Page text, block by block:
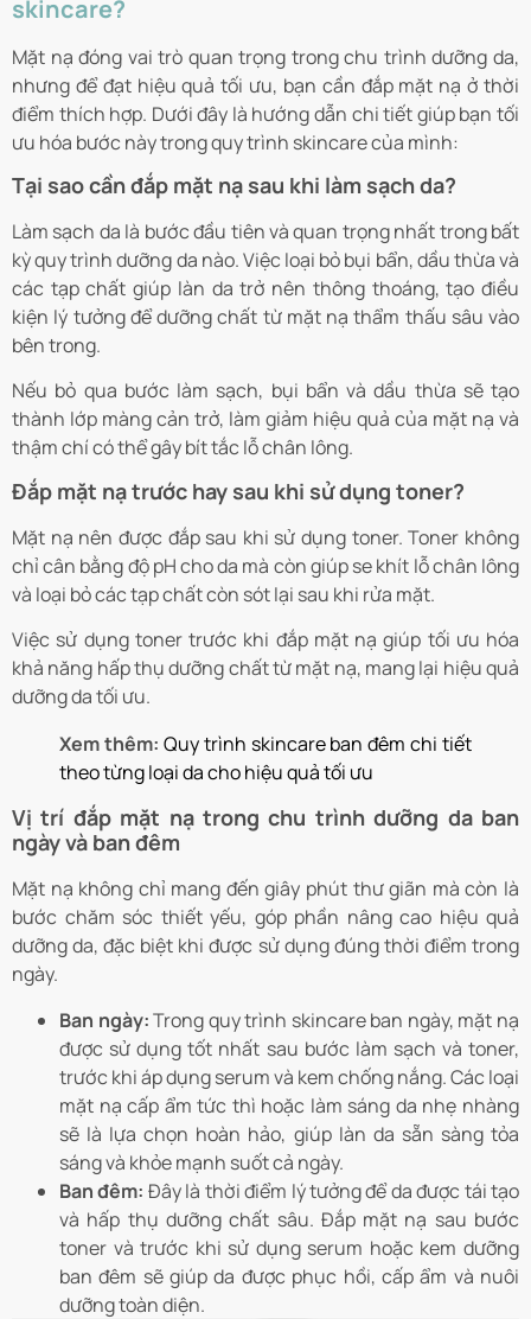
skincare?
Mặt nạ đóng vai trò quan trọng trong chu trình dưỡng da,
nhưng để đạt hiệu quả tối ưu, bạn cần đắp mặt nạ ở thời
điểm thích hợp. Dưới đây là hướng dẫn chi tiết giúp bạn tối
ưu hóa bước này trong quy trình skincare của mình:
Tại sao cần đắp mặt nạ sau khi làm sạch da?
Làm sạch da là bước đầu tiên và quan trọng nhất trong bất
kỳ quy trình dưỡng da nào. Việc loại bỏ bụi bẩn, dầu thừa và
các tạp chất giúp làn da trở nên thông thoáng, tạo điều
kiện lý tưởng để dưỡng chất từ mặt nạ thẩm thấu sâu vào
bên trong.
Nếu bỏ qua bước làm sạch, bụi bẩn và dầu thừa sẽ tạo
thành lớp màng cản trở, làm giảm hiệu quả của mặt nạ và
thậm chí có thể gây bít tắc lỗ chân lông.
Đắp mặt nạ trước hay sau khi sử dụng toner?
Mặt nạ nên được đắp sau khi sử dụng toner. Toner không
chỉ cân bằng độ pH cho da mà còn giúp se khít lỗ chân lông
và loại bỏ các tạp chất còn sót lại sau khi rửa mặt.
Việc sử dụng toner trước khi đắp mặt nạ giúp tối ưu hóa
khả năng hấp thụ dưỡng chất từ mặt nạ, mang lại hiệu quả
dưỡng da tối ưu.
Xem thêm: Quy trình skincare ban đêm chi tiết
theo từng loại da cho hiệu quả tối ưu
Vị trí đắp mặt nạ trong chu trình dưỡng da ban
ngày và ban đêm
Mặt nạ không chỉ mang đến giây phút thư giãn mà còn là
bước chăm sóc thiết yếu, góp phần nâng cao hiệu quả
dưỡng da, đặc biệt khi được sử dụng đúng thời điểm trong
ngày.
Ban ngày:Trong quy trình skincare ban ngày, mặt nạ
được sử dụng tốt nhất sau bước làm sạch và toner,
trước khi áp dụng serum và kem chống nắng. Các loại
mặt nạ cấp ẩm tức thì hoặc làm sáng da nhẹ nhàng
sẽ là lựa chọn hoàn hảo, giúp làn da sẵn sàng tỏa
sáng và khỏe mạnh suốt cả ngày.
Ban đêm: Đây là thời điểm lý tưởng để da được tái tạo
và hấp thụ dưỡng chất sâu. Đắp mặt nạ sau bước
toner và trước khi sử dụng serum hoặc kem dưỡng
ban đêm sẽ giúp da được phục hồi, cấp ẩm và nuôi
dưỡng toàn diện.